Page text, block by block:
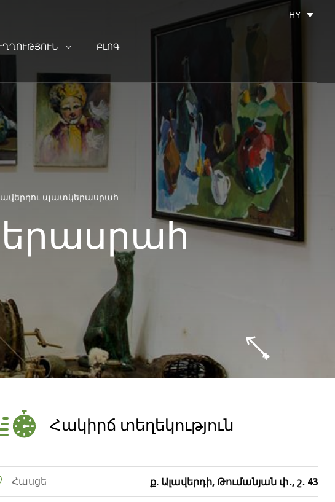
HY
ԲԼՈԳ
պատկերասրահ
Հակիրճ տեղեկություն
Հասցե ք. Ալավերդի, Թումանյան փ․, շ․ 43